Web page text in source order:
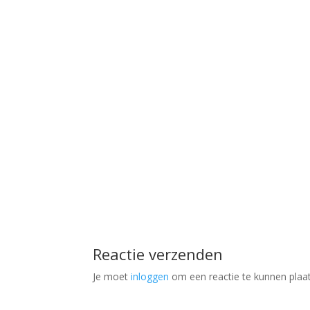
Reactie verzenden
Je moetinloggen om een reactie te kunnen